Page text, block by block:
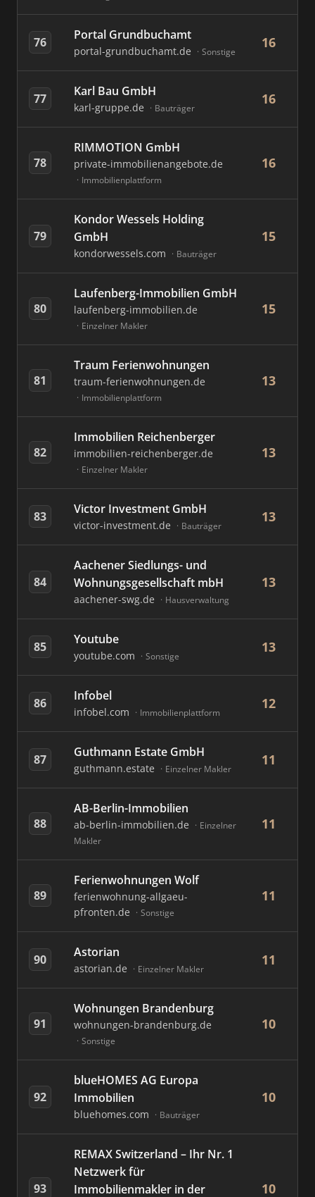
76 Portal Grundbuchamt
portal-grundbuchamt.de Sonstige
16
77 Karl Bau GmbH
karl-gruppe.de Bauträger
16
78
RIMMOTION GmbH
private-immobilienangebote.de
Immobilienplattform
16
79
Kondor Wessels Holding
GmbH
kondorwessels.com Bauträger
15
80
Laufenberg-Immobilien GmbH
laufenberg-immobilien.de
Einzelner Makler
15
81
Traum Ferienwohnungen
traum-ferienwohnungen.de
Immobilienplattform
13
82
Immobilien Reichenberger
immobilien-reichenberger.de
Einzelner Makler
13
83 Victor Investment GmbH
victor-investment.de Bauträger
13
84
Aachener Siedlungs- und
Wohnungsgesellschaft mbH
aachener-swg.de Hausverwaltung
13
85 Youtube
youtube.com Sonstige
13
86 Infobel
infobel.com Immobilienplattform
12
87 Guthmann Estate GmbH
guthmann.estate Einzelner Makler
11
88
AB-Berlin-Immobilien
ab-berlin-immobilien.de
Einzelner
Makler
11
89
Ferienwohnungen Wolf
ferienwohnung-allgaeu-
pfronten.de
Sonstige
11
90 Astorian
astorian.de Einzelner Makler
11
91
Wohnungen Brandenburg
wohnungen-brandenburg.de
Sonstige
10
92
blueHOMES AG Europa
Immobilien
bluehomes.com Bauträger
10
93
REMAX Switzerland – Ihr Nr. 1
Netzwerk für
Immobilienmakler in der
10